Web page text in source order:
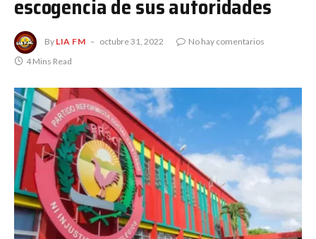
escogencia de sus autoridades
By LIA FM octubre 31, 2022
No hay comentarios
4 Mins Read